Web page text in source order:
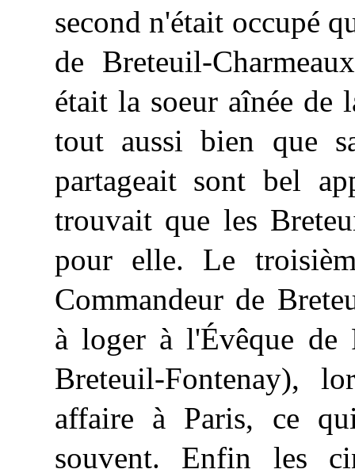
second n'était occupé
de Breteuil-
était la soeur aînée de
tout aussi bien que
partageait sont bel
trouvait que les
pour elle. Le
Commandeur de
à loger à l'Évêque de
Breteuil-Fontenay),
affaire à Paris, ce
souvent. Enfin les